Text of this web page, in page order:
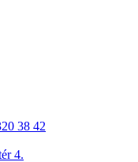
38 42
4.